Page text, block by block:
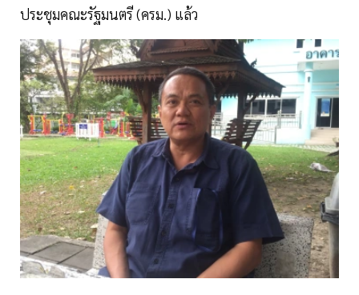
ประชุมคณะรัฐมนตรี (ครม.) แล้ว